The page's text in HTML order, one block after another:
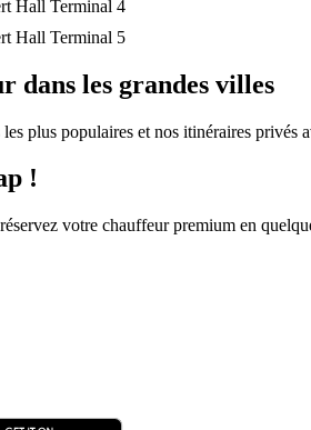
Hall Terminal 4
Hall Terminal 5
dans les grandes villes
plus populaires et nos itinéraires privés
!
votre chauffeur premium en